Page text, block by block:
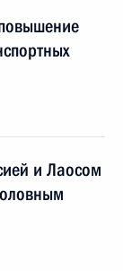
и Лаосом